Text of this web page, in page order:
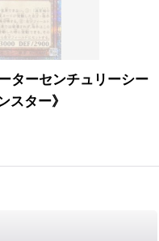
ターセンチュリーシー
スター》